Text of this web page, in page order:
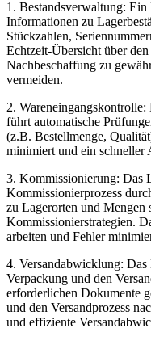
1. Bestandsverwaltung:
Informationen zu
Stückzahlen,
Echtzeit-Übersicht über
Nachbeschaffung zu
vermeiden.
2.
führt automatische
(z.B. Bestellmenge,
minimiert und ein schneller
3. Kommissionierung: Das
Kommissionierprozess
zu Lagerorten und Mengen
Kommissionierstrategien.
arbeiten und Fehler
4. Versandabwicklung:
Verpackung und den
erforderlichen Dokumente
und den Versandprozess
und effiziente